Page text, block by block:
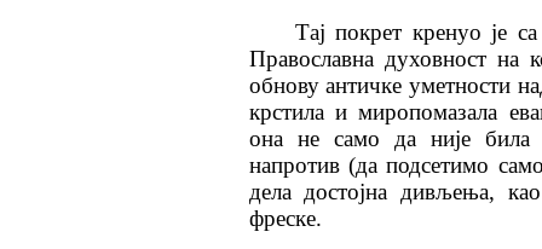
Тај покрет кренуо је
Православна духовност на
обнову античке уметности
крстила и миропомазала
она не само да није била
напротив (да подсетимо
дела достојна дивљења,
фреске.